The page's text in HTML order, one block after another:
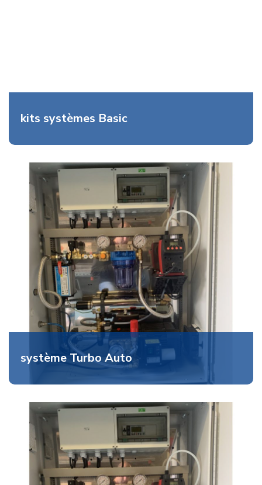
kits systèmes Basic
système Turbo Auto